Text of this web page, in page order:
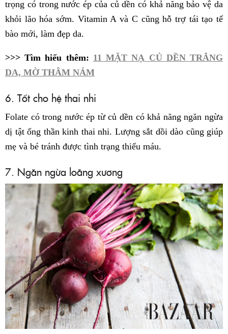
trọng có trong nước ép của củ dền có khả năng bảo vệ da
khỏi lão hóa sớm. Vitamin A và C cũng hỗ trợ tái tạo tế
bào mới, làm đẹp da.
>>> Tìm hiểu thêm: 11 MẶT NẠ CỦ DỀN TRẮNG
DA, MỜ THÂM NÁM
6. Tốt cho hệ thai nhi
Folate có trong nước ép từ củ dền có khả năng ngăn ngừa
dị tật ống thần kinh thai nhi. Lượng sắt dồi dào cũng giúp
mẹ và bé tránh được tình trạng thiếu máu.
7. Ngăn ngừa loãng xương